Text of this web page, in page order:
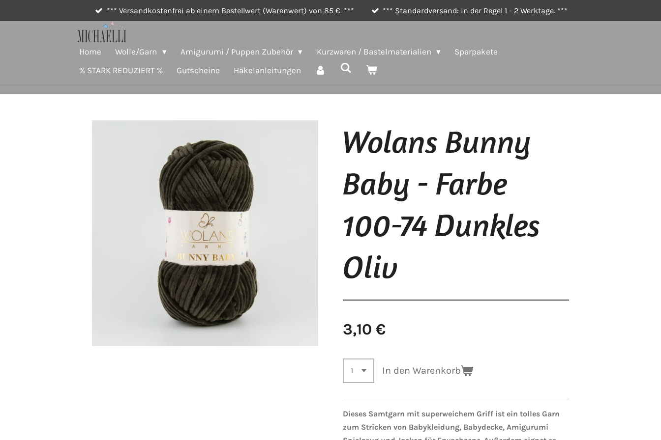
*** Versandkostenfrei ab einem Bestellwert (Warenwert) von 85 €. *** *** Standardversand: in der Regel 1 - 2 Werktage. ***
Home Wolle/Garn Amigurumi / Puppen Zubehör Kurzwaren / Bastelmaterialien
Sparpakete
% STARK REDUZIERT %
Gutscheine Häkelanleitungen
Wolans Bunny
Baby - Farbe
100-74 Dunkles
Oliv
3,10 €
In den Warenkorb
Dieses Samtgarn mit superweichem Griff ist ein tolles Garn
zum Stricken von Babykleidung, Babydecke, Amigurumi